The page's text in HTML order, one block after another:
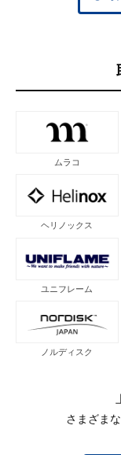
ムラコ
ヘリノックス
ユニフレーム
ノルディスク
さまざま